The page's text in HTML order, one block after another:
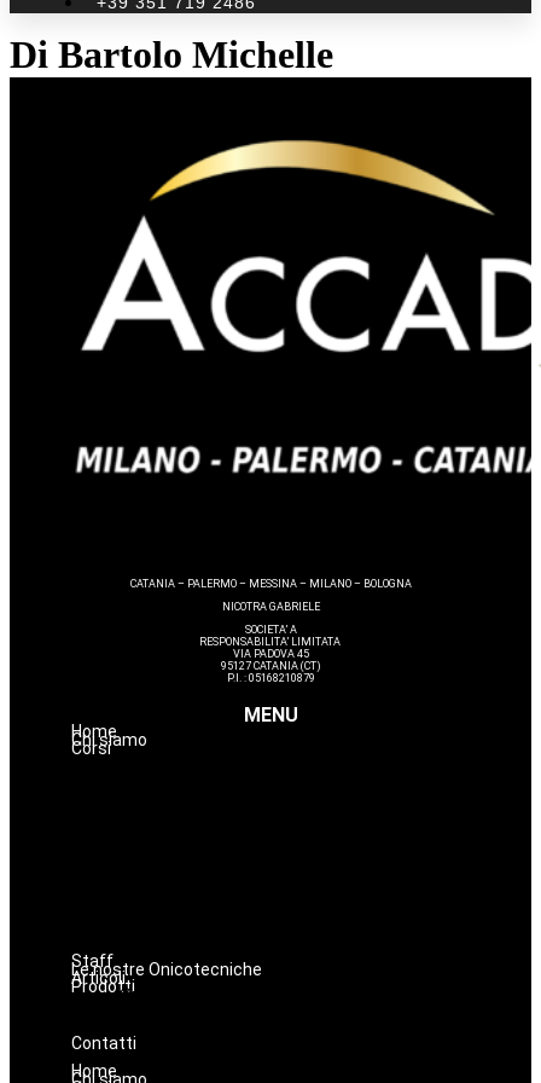
Di Bartolo Michelle
CATANIA – PALERMO – MESSINA – MILANO – BOLOGNA
NICOTRA GABRIELE
SOCIETA’ A
RESPONSABILITA’ LIMITATA
VIA PADOVA 45
95127 CATANIA (CT)
P.I. : 05168210879
MENU
Home
Chi siamo
Corsi
Staff
Le nostre Onicotecniche
Articoli
ProdottiOniconails
Prodotti per ricostruzione unghie
Contatti
Home